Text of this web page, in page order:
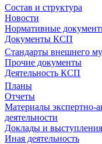
Состав и структура
Новости
Нормативные
Документы КСП
Стандарты внешнего
Прочие документы
Деятельность КСП
Планы
Отчеты
Материалы экспертно-
деятельности
Доклады и выступления
Иная деятельность